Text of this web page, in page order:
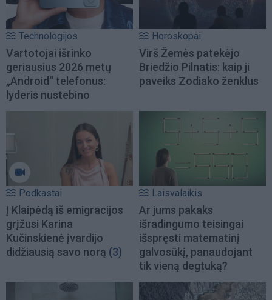
Technologijos
Vartotojai išrinko
geriausius 2026 metų
„Android“ telefonus:
lyderis nustebino
Horoskopai
Virš Žemės patekėjo
Briedžio Pilnatis: kaip ji
paveiks Zodiako ženklus
Podkastai
Į Klaipėdą iš emigracijos
grįžusi Karina
Kučinskienė įvardijo
didžiausią savo norą (3)
Laisvalaikis
Ar jums pakaks
išradingumo teisingai
išspręsti matematinį
galvosūkį, panaudojant
tik vieną degtuką?